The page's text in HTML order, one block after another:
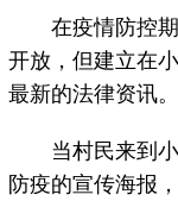
在疫情防控期
开放，但建立在
最新的法律资讯。
当村民来到小
防疫的宣传海报